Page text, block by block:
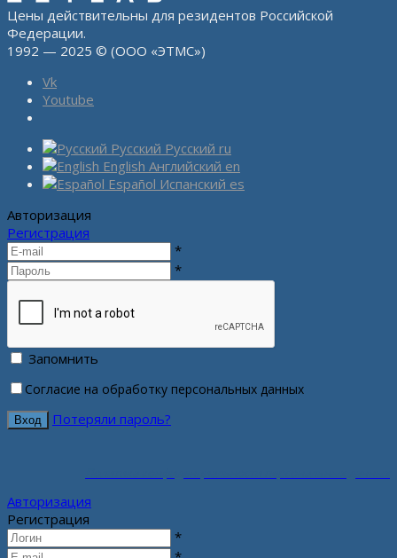
Цены действительны для резидентов Российской
Федерации.
1992 — 2025 © (ООО «ЭТМС»)
Vk
Youtube
Русский Русский ru
English Английский en
Español Испанский es
Авторизация
Регистрация
*
*
Запомнить
Согласие на обработку персональных данных
Потеряли пароль?
Авторизация
Регистрация
*